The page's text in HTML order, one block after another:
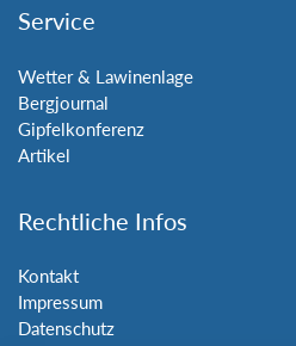
Service
Wetter & Lawinenlage
Bergjournal
Gipfelkonferenz
Artikel
Rechtliche Infos
Kontakt
Impressum
Datenschutz